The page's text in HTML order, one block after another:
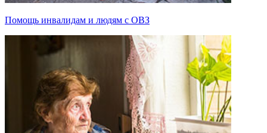
Помощь инвалидам и людям с ОВЗ